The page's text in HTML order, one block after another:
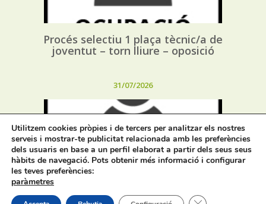
Procés selectiu 1 plaça tècnic/a de
joventut – torn lliure – oposició
31/07/2026
Procés selectiu 1 plaça assessor/a
jurídic/a – torn lliure – oposició
Utilitzem cookies pròpies i de tercers per analitzar els nostres
serveis i mostrar-te publicitat relacionada amb les preferències
dels usuaris en base a un perfil elaborat a partir dels seus seus
hàbits de navegació. Pots obtenir més informació i configurar
les teves preferències:
paràmetres
Tanca el bàner de